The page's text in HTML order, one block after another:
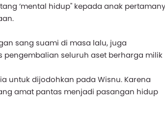
‘mental hidup" kepada anak
sang suami di masa lalu, juga
seluruh aset berharga milik
untuk dijodohkan pada Wisnu. Karena
amat pantas menjadi pasangan hidup